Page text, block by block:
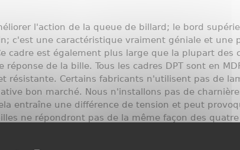
l'action de la queue de billard; le bord
c'est une caractéristique vraiment géniale et une
cadre est également plus large que la plupart des
de la bille. Tous les cadres DPT sont en
résistante. Certains fabricants n'utilisent pas de
bon marché. Nous n'installons pas de
entraîne une différence de tension et peut
ne répondront pas de la même façon des quatre
de 3 fixations sur chaque bande. Ces fixations
qu'en augmentant ce nombre à 4 fixations par